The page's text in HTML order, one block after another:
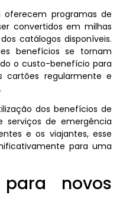
oferecem programas de
convertidos em milhas
catálogos disponíveis.
benefícios se tornam
o custo-benefício para
cartões regularmente e
dos benefícios de
serviços de emergência
e os viajantes, esse
para uma
novos